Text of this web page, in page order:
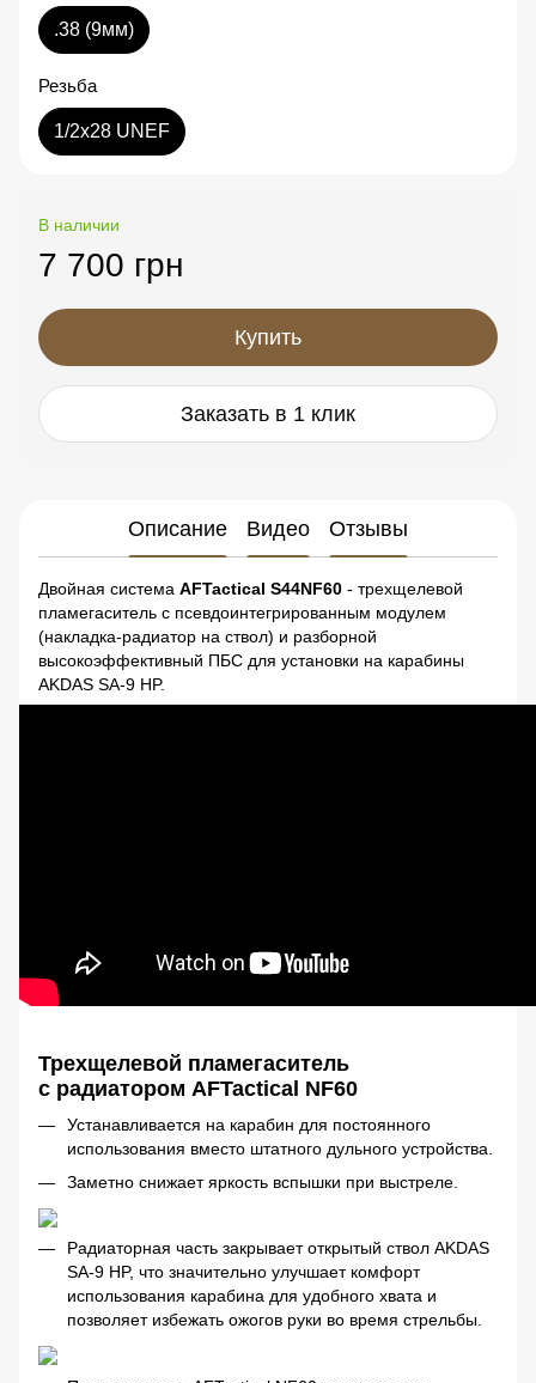
.38 (9мм)
Резьба
1/2x28 UNEF
В наличии
7 700 грн
Купить
Заказать в 1 клик
Описание Видео Отзывы
Двойная система AFTactical S44NF60 - трехщелевой
пламегаситель с псевдоинтегрированным модулем
(накладка-радиатор на ствол) и разборной
высокоэффективный ПБС для установки на карабины
AKDAS SA-9 HP.
Трехщелевой пламегаситель
с радиатором AFTactical NF60
Устанавливается на карабин для постоянного
использования вместо штатного дульного устройства.
Заметно снижает яркость вспышки при выстреле.
Радиаторная часть закрывает открытый ствол AKDAS
SA-9 HP, что значительно улучшает комфорт
использования карабина для удобного хвата и
позволяет избежать ожогов руки во время стрельбы.